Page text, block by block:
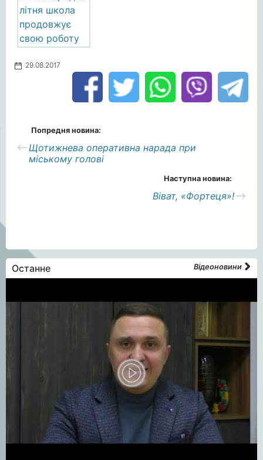
29.08.2017
Попредня новина:
Щотижнева оперативна нарада при
міському голові
Наступна новина:
Віват, «Фортеця»!
Останне Відеоновини